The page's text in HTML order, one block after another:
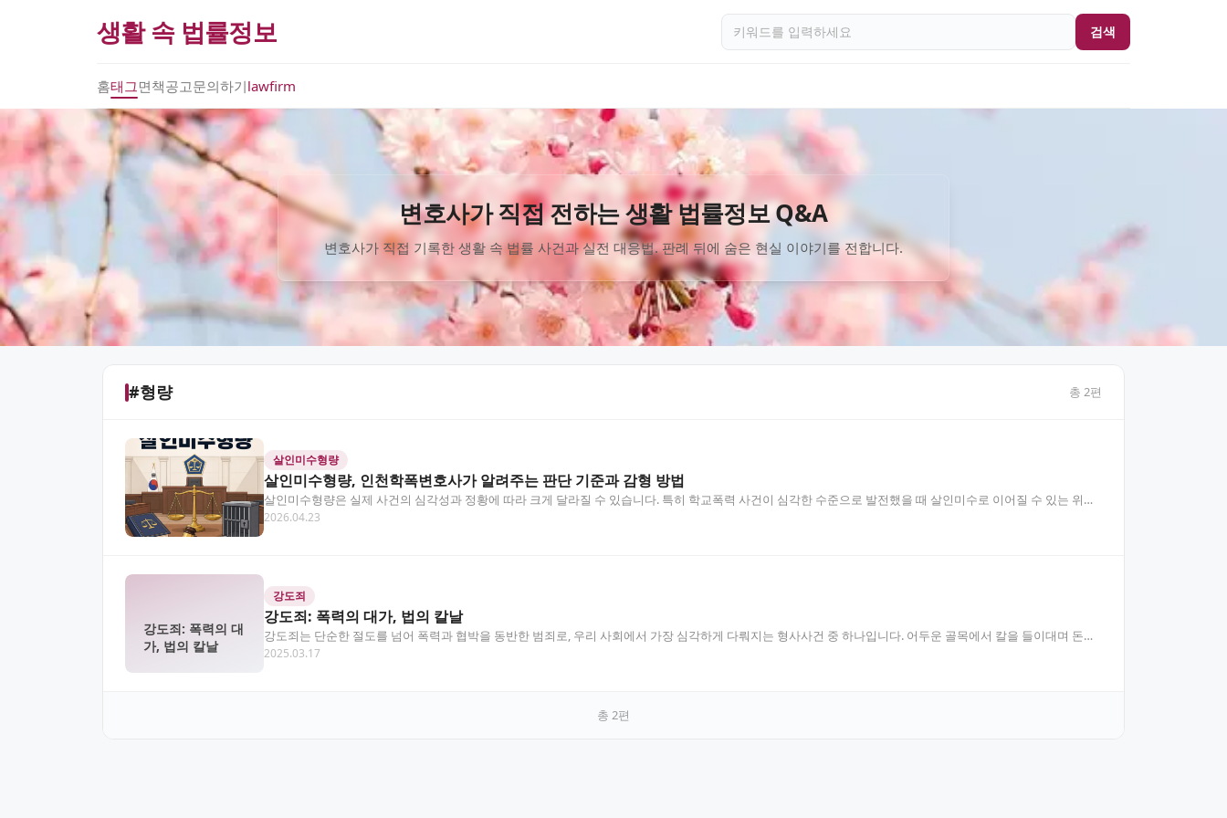
생활 속 법률정보 검색
홈태그면책공고문의하기lawfirm
변호사가 직접 전하는 생활 법률정보 Q&A
변호사가 직접 기록한 생활 속 법률 사건과 실전 대응법. 판례 뒤에 숨은 현실 이야기를 전합니다.
#형량 총 2편
살인미수형량
살인미수형량, 인천학폭변호사가 알려주는 판단 기준과 감형 방법
살인미수형량은 실제 사건의 심각성과 정황에 따라 크게 달라질 수 있습니다. 특히 학교폭력 사건이 심각한 수준으로 발전했을 때 살인미수로 이어질 수 있는 위험
성과 그에 따른 법적 처…
2026.04.23
강도죄: 폭력의 대
가, 법의 칼날
강도죄
강도죄: 폭력의 대가, 법의 칼날
강도죄는 단순한 절도를 넘어 폭력과 협박을 동반한 범죄로, 우리 사회에서 가장 심각하게 다뤄지는 형사사건 중 하나입니다. 어두운 골목에서 칼을 들이대며 돈을
요구하는 장면부터, 치…
2025.03.17
총 2편